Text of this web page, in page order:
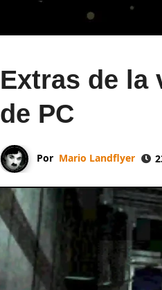
Extras de la
de PC
Por Mario Landflyer